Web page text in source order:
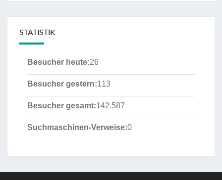
STATISTIK
Besucher heute:26
Besucher gestern:113
Besucher gesamt:142.587
Suchmaschinen-Verweise:0